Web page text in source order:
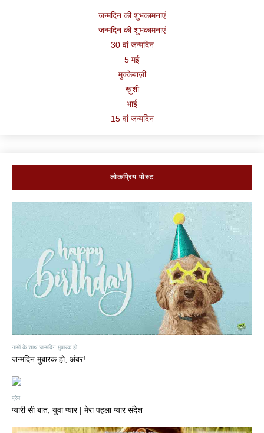
जन्मदिन की शुभकामनाएं
जन्मदिन की शुभकामनाएं
30 वां जन्मदिन
5 मई
मुक्केबाज़ी
ख़ुशी
भाई
15 वां जन्मदिन
लोकप्रिय पोस्ट
नामों के साथ जन्मदिन मुबारक हो
जन्मदिन मुबारक हो, अंबर!
प्रेम
प्यारी सी बात, युवा प्यार | मेरा पहला प्यार संदेश